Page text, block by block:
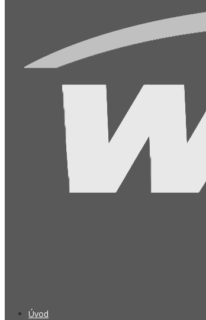
Úvod